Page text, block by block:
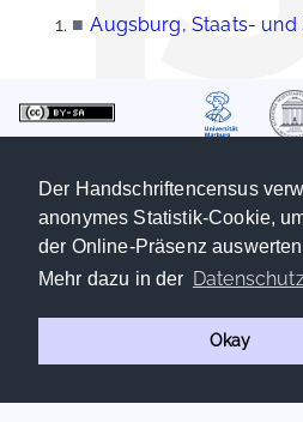
Der Handschriftencensus
anonymes Statistik-Cookie,
der Online-Präsenz
Mehr dazu in der
Okay
■ Augsburg, Staats- und